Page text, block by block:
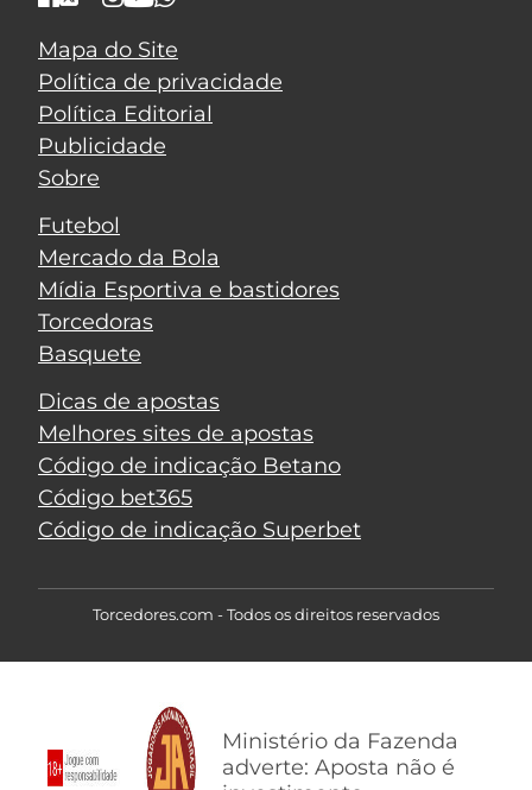
Mapa do Site
Política de privacidade
Política Editorial
Publicidade
Sobre
Futebol
Mercado da Bola
Mídia Esportiva e bastidores
Torcedoras
Basquete
Dicas de apostas
Melhores sites de apostas
Código de indicação Betano
Código bet365
Código de indicação Superbet
Torcedores.com - Todos os direitos reservados
Ministério da Fazenda
adverte: Aposta não é